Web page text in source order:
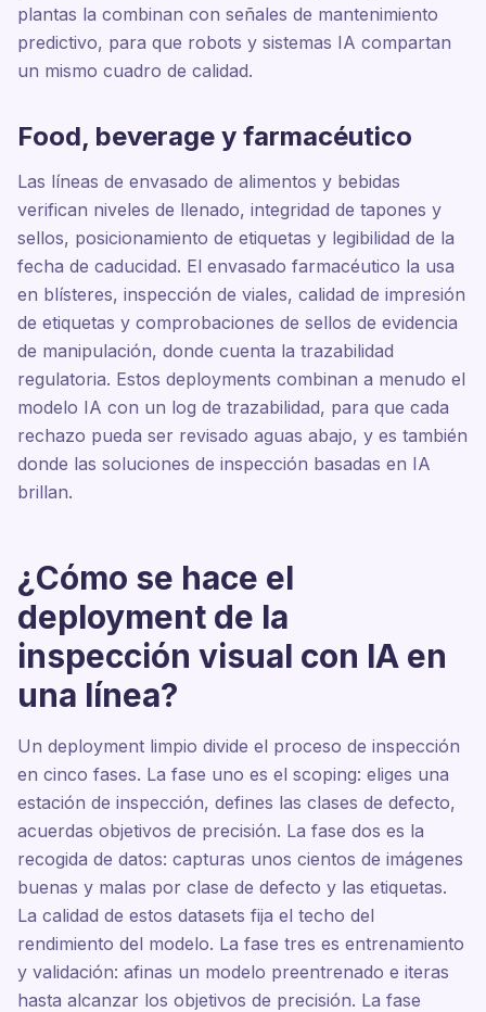
plantas la combinan con señales de mantenimiento
predictivo, para que robots y sistemas IA compartan
un mismo cuadro de calidad.
Food, beverage y farmacéutico
Las líneas de envasado de alimentos y bebidas
verifican niveles de llenado, integridad de tapones y
sellos, posicionamiento de etiquetas y legibilidad de la
fecha de caducidad. El envasado farmacéutico la usa
en blísteres, inspección de viales, calidad de impresión
de etiquetas y comprobaciones de sellos de evidencia
de manipulación, donde cuenta la trazabilidad
regulatoria. Estos deployments combinan a menudo el
modelo IA con un log de trazabilidad, para que cada
rechazo pueda ser revisado aguas abajo, y es también
donde las soluciones de inspección basadas en IA
brillan.
¿Cómo se hace el
deployment de la
inspección visual con IA en
una línea?
Un deployment limpio divide el proceso de inspección
en cinco fases. La fase uno es el scoping: eliges una
estación de inspección, defines las clases de defecto,
acuerdas objetivos de precisión. La fase dos es la
recogida de datos: capturas unos cientos de imágenes
buenas y malas por clase de defecto y las etiquetas.
La calidad de estos datasets fija el techo del
rendimiento del modelo. La fase tres es entrenamiento
y validación: afinas un modelo preentrenado e iteras
hasta alcanzar los objetivos de precisión. La fase